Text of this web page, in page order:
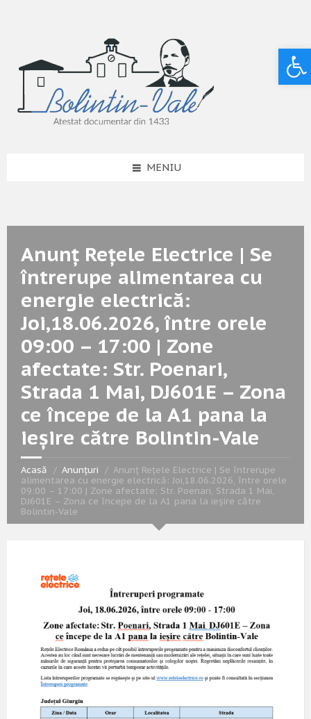
MENIU
Anunț Rețele Electrice | Se
întrerupe alimentarea cu
energie electrică:
Joi,18.06.2026, între orele
09:00 – 17:00 | Zone
afectate: Str. Poenari,
Strada 1 Mai, DJ601E – Zona
ce începe de la A1 pana la
ieșire către Bolintin-Vale
Acasă Anunțuri
Anunț Rețele Electrice | Se întrerupe
alimentarea cu energie electrică: Joi,18.06.2026, între orele
09:00 – 17:00 | Zone afectate: Str. Poenari, Strada 1 Mai,
DJ601E – Zona ce începe de la A1 pana la ieșire către
Bolintin-Vale
Deschide bara de unelte